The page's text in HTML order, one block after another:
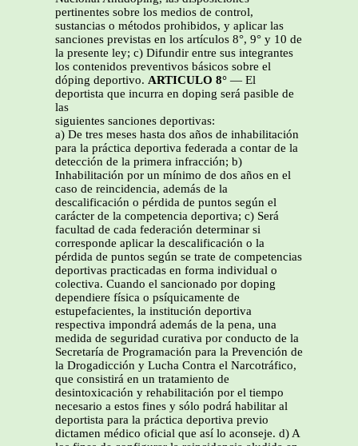
pertinentes sobre los medios de control,
sustancias o métodos prohibidos, y aplicar las
sanciones previstas en los artículos 8°, 9° y 10 de
la presente ley; c) Difundir entre sus integrantes
los contenidos preventivos básicos sobre el
dóping deportivo. ARTICULO 8° — El
deportista que incurra en doping será pasible de
las
siguientes sanciones deportivas:
a) De tres meses hasta dos años de inhabilitación
para la práctica deportiva federada a contar de la
detección de la primera infracción; b)
Inhabilitación por un mínimo de dos años en el
caso de reincidencia, además de la
descalificación o pérdida de puntos según el
carácter de la competencia deportiva; c) Será
facultad de cada federación determinar si
corresponde aplicar la descalificación o la
pérdida de puntos según se trate de competencias
deportivas practicadas en forma individual o
colectiva. Cuando el sancionado por doping
dependiere física o psíquicamente de
estupefacientes, la institución deportiva
respectiva impondrá además de la pena, una
medida de seguridad curativa por conducto de la
Secretaría de Programación para la Prevención de
la Drogadicción y Lucha Contra el Narcotráfico,
que consistirá en un tratamiento de
desintoxicación y rehabilitación por el tiempo
necesario a estos fines y sólo podrá habilitar al
deportista para la práctica deportiva previo
dictamen médico oficial que así lo aconseje. d) A